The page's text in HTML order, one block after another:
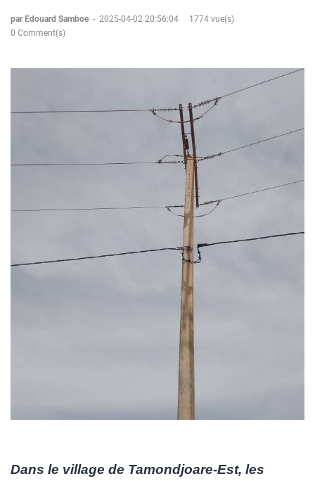
par Edouard Samboe - 2025-04-02 20:56:04
1774 vue(s)
0 Comment(s)
Dans le village de Tamondjoare-Est, les